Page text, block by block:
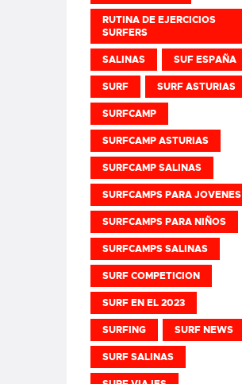
RUTINA DE EJERCICIOS
SURFERS
SALINAS SUF ESPAÑA
SURF SURF ASTURIAS
SURFCAMP
SURFCAMP ASTURIAS
SURFCAMP SALINAS
SURFCAMPS PARA JOVENES
SURFCAMPS PARA NIÑOS
SURFCAMPS SALINAS
SURF COMPETICION
SURF EN EL 2023
SURFING SURF NEWS
SURF SALINAS